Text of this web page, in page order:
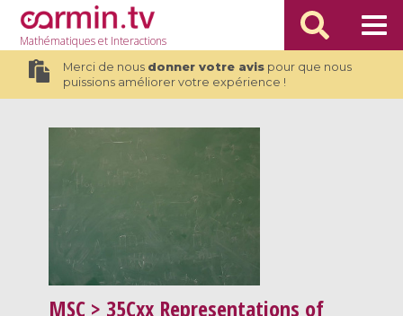
Mathématiqueset Interactions
Merci de nous donner votre avispour que nous
puissions améliorer votre expérience !
MSC > 35Cxx Representations of